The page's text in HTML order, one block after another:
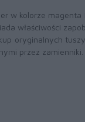
w kolorze
właściwości
oryginalnych
przez zamienniki.